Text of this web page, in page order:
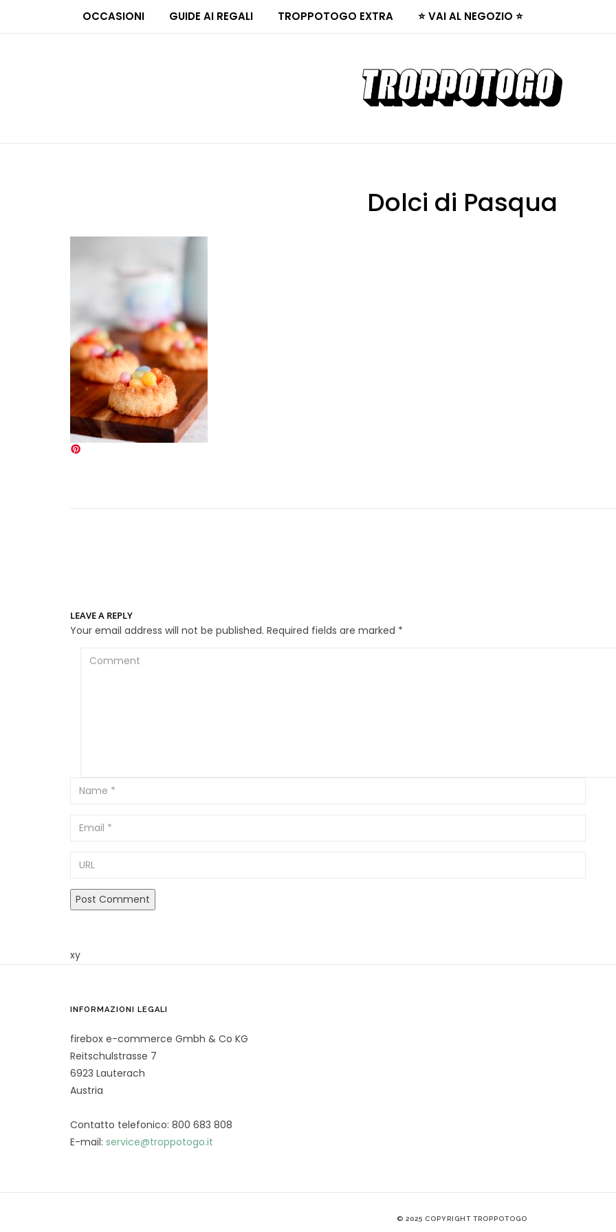
OCCASIONI GUIDE AI REGALI TROPPOTOGO EXTRA ⭐ VAI AL NEGOZIO ⭐
Dolci di Pasqua
LEAVE A REPLY
Your email address will not be published. Required fields are marked *
Comment
Email
xy
INFORMAZIONI LEGALI
firebox e-commerce Gmbh & Co KG
Reitschulstrasse 7
6923 Lauterach
Austria
Contatto telefonico: 800 683 808
E-mail: service@troppotogo.it
© 2025 COPYRIGHT TROPPOTOGO